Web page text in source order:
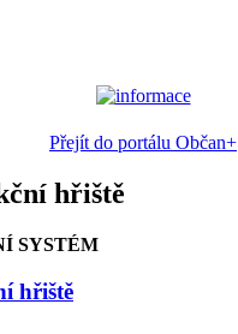
Přejít do portálu Občan+
hřiště
SYSTÉM
hřiště